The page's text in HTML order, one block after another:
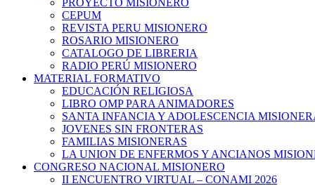
PROYECTO MISIONERO
CEPUM
REVISTA PERU MISIONERO
ROSARIO MISIONERO
CATALOGO DE LIBRERIA
RADIO PERÚ MISIONERO
MATERIAL FORMATIVO
EDUCACIÓN RELIGIOSA
LIBRO OMP PARA ANIMADORES
SANTA INFANCIA Y ADOLESCENCIA
JOVENES SIN FRONTERAS
FAMILIAS MISIONERAS
LA UNION DE ENFERMOS Y ANCIANOS
CONGRESO NACIONAL MISIONERO
II ENCUENTRO VIRTUAL – CONAMI 2026